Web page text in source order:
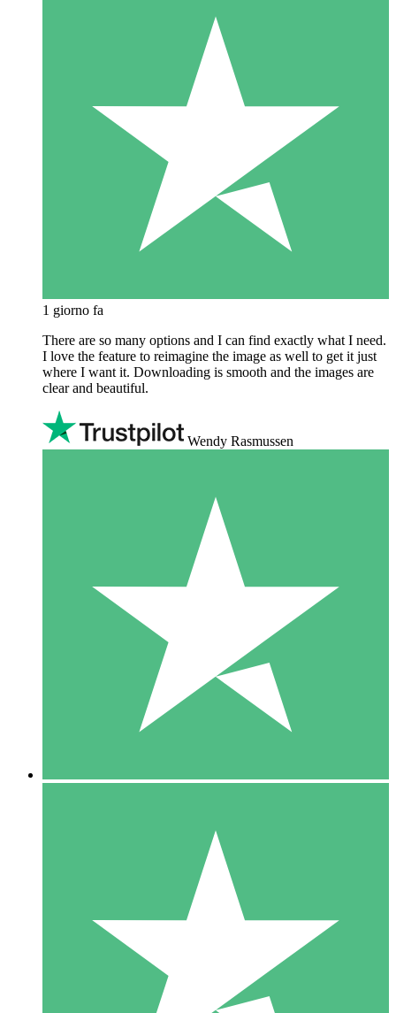
1 giorno fa
There are so many options and I can find exactly what I need.
I love the feature to reimagine the image as well to get it just
where I want it. Downloading is smooth and the images are
clear and beautiful.
Wendy Rasmussen